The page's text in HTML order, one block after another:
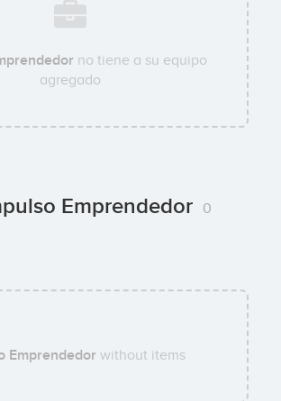
no tiene a su equipo
agregado
Emprendedor 0
Emprendedor without items